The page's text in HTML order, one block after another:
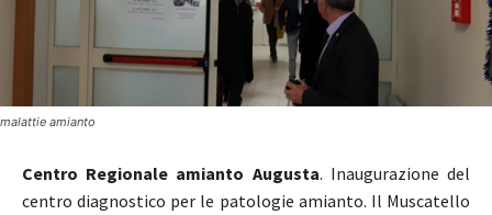
malattie amianto
Centro Regionale amianto Augusta. Inaugurazione del
centro diagnostico per le patologie amianto. Il Muscatello